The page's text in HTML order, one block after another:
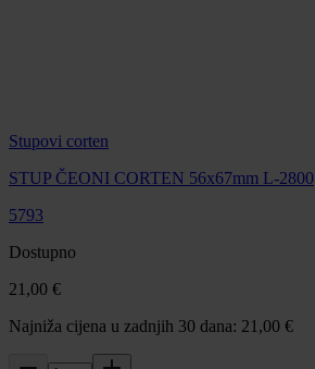
Stupovi corten
STUP ČEONI CORTEN 56x67mm L-2800
5793
Dostupno
21,00 €
Najniža cijena u zadnjih 30 dana: 21,00 €